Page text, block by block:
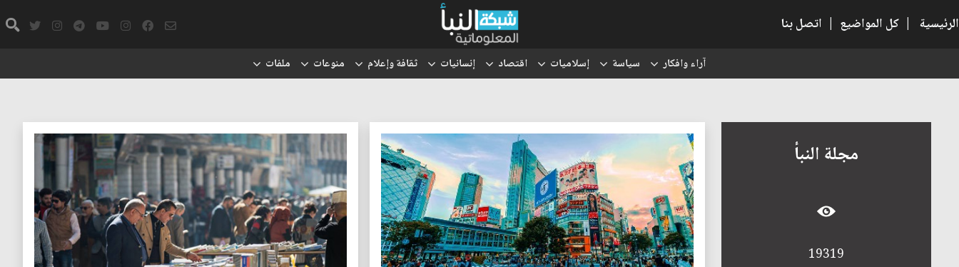
الرئيسية | كل المواضيع | اتصل بنا
آراء وافكار سياسة إسلاميات اقتصاد إنسانيات ثقافة وإعلام منوعات ملفات
مجلة النبأ
19319